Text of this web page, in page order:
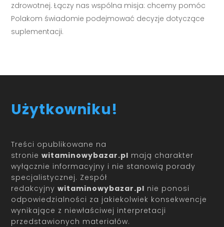
zdrowotnej. Łączy nas wspólna misja: chcemy pomóc
Polakom świadomie podejmować decyzje dotyczące
suplementacji.
Użytkowniku!
Treści opublikowane na
stroniewitaminowybazar.pl mają charakter
wyłącznie informacyjny i nie stanowią porady
specjalistycznej. Zespół
redakcyjnywitaminowybazar.pl nie ponosi
odpowiedzialności za jakiekolwiek konsekwencje
wynikające z niewłaściwej interpretacji
przedstawionych materiałów.